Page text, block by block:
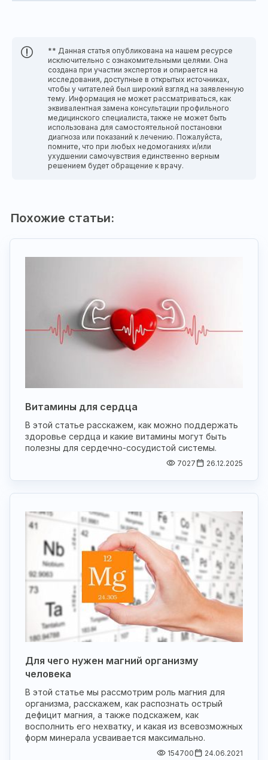
** Данная статья опубликована на нашем ресурсе
исключительно с ознакомительными целями. Она
создана при участии экспертов и опирается на
исследования, доступные в открытых источниках,
чтобы у читателей был широкий взгляд на заявленную
тему. Информация не может рассматриваться, как
эквивалентная замена консультации профильного
медицинского специалиста, также не может быть
использована для самостоятельной постановки
диагноза или показаний к лечению. Пожалуйста,
помните, что при любых недомоганиях и/или
ухудшении самочувствия единственно верным
решением будет обращение к врачу.
Похожие статьи:
Витамины для сердца
В этой статье расскажем, как можно поддержать
здоровье сердца и какие витамины могут быть
полезны для сердечно-сосудистой системы.
7027 26.12.2025
Для чего нужен магний организму
человека
В этой статье мы рассмотрим роль магния для
организма, расскажем, как распознать острый
дефицит магния, а также подскажем, как
восполнить его нехватку, и какая из всевозможных
форм минерала усваивается максимально.
154700 24.06.2021